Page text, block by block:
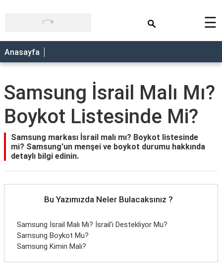
☰
Anasayfa
Samsung İsrail Malı Mı?
Boykot Listesinde Mi?
Samsung markası İsrail malı mı? Boykot listesinde
mi? Samsung'un menşei ve boykot durumu hakkında
detaylı bilgi edinin.
Bu Yazımızda Neler Bulacaksınız ?
Samsung İsrail Malı Mı? İsrail'i Destekliyor Mu?
Samsung Boykot Mu?
Samsung Kimin Malı?